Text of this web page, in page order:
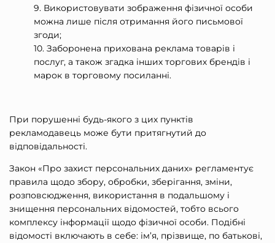
Використовувати зображення фізичної особи
можна лише після отримання його письмової
згоди;
Заборонена прихована реклама товарів і
послуг, а також згадка інших торгових брендів і
марок в торговому посиланні.
При порушенні будь-якого з цих пунктів
рекламодавець може бути притягнутий до
відповідальності.
Закон «Про захист персональних даних» регламентує
правила щодо збору, обробки, зберігання, зміни,
розповсюдження, використання в подальшому і
знищення персональних відомостей, тобто всього
комплексу інформації щодо фізичної особи. Подібні
відомості включають в себе: ім’я, прізвище, по батькові,